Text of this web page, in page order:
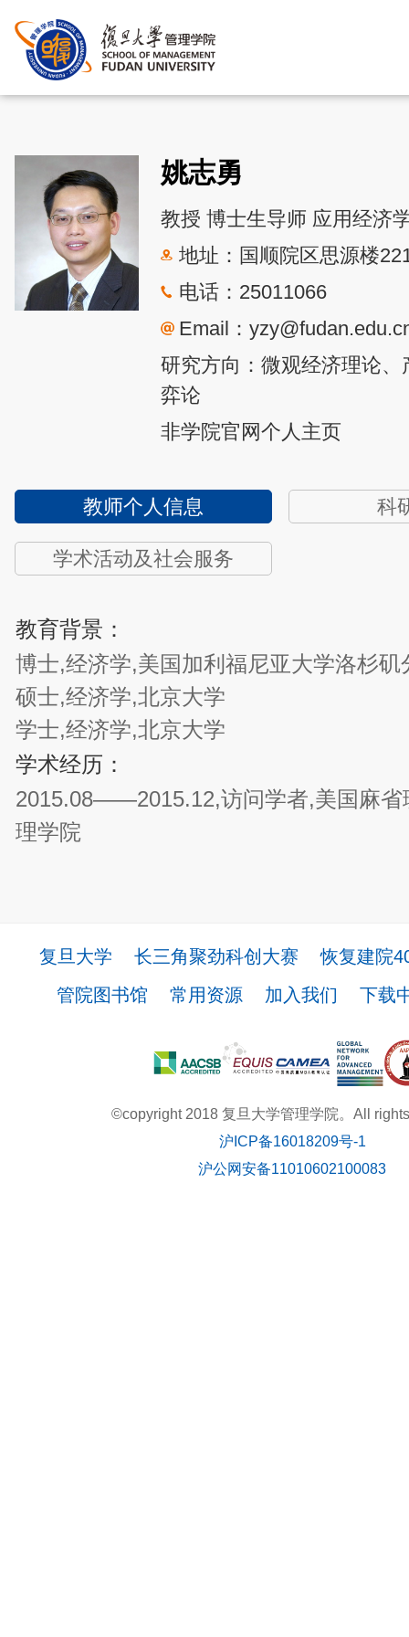
首页 >
姚志勇
教授 博士生导师 应用经济
地址：国顺院区思源楼
电话：25011066
Email：
研究方向：微观经济理论
弈论
非学院官网个人主页
教师个人信息 科
学术活动及社会服务
教育背景：
博士,经济学,美国加利福尼亚大学洛杉矶
硕士,经济学,北京大学
学士,经济学,北京大学
学术经历：
2015.08——2015.12,访问学者,美国麻省
理学院
复旦大学 长三角聚劲科创大赛
恢复建院
管院图书馆
常用资源 加入我们 下载
©copyright 2018 复旦大学管理学院。All
沪ICP备16018209号-1
沪公网安备11010602100083